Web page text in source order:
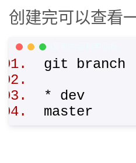
创建完可以查看
PHP Code
git branch
* dev
master